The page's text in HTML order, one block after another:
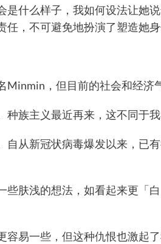
是什么样子，我如何设法让她
，不可避免地扮演了塑造她身
，但目前的社会和经济
族主义最近再来，这不同于
自从新冠状病毒爆发以来，已
些肤浅的想法，如看起来更「
容易一些，但这种仇恨也激起